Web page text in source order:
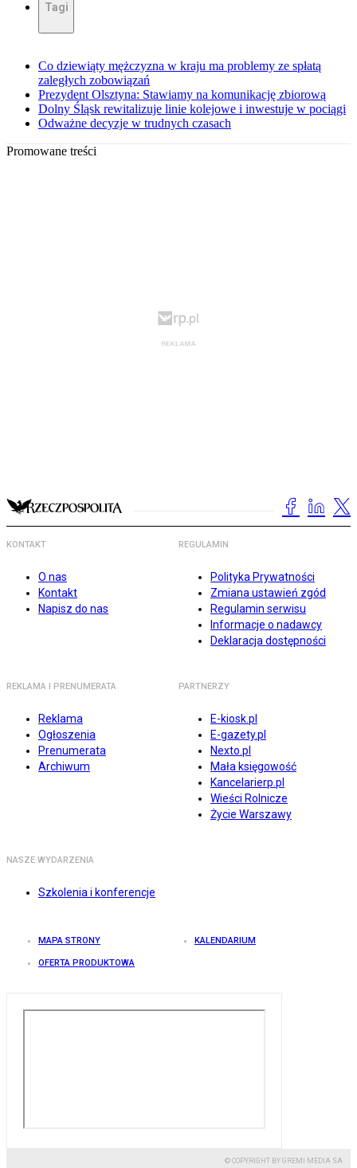
Tagi
Co dziewiąty mężczyzna w kraju ma problemy ze spłatą
zaległych zobowiązań
Prezydent Olsztyna: Stawiamy na komunikację zbiorową
Dolny Śląsk rewitalizuje linie kolejowe i inwestuje w pociągi
Odważne decyzje w trudnych czasach
Promowane treści
KONTAKT
O nas
Kontakt
Napisz do nas
REGULAMIN
Polityka Prywatności
Zmiana ustawień zgód
Regulamin serwisu
Informacje o nadawcy
Deklaracja dostępności
REKLAMA I PRENUMERATA
Reklama
Ogłoszenia
Prenumerata
Archiwum
PARTNERZY
E-kiosk.pl
E-gazety.pl
Nexto.pl
Mała księgowość
Kancelarierp.pl
Wieści Rolnicze
Życie Warszawy
NASZE WYDARZENIA
Szkolenia i konferencje
MAPA STRONY KALENDARIUM
OFERTA PRODUKTOWA
© COPYRIGHT BY GREMI MEDIA SA